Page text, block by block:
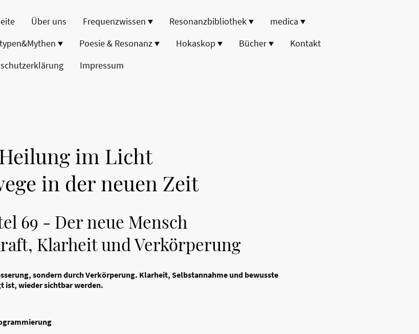
Über uns Frequenzwissen Resonanzbibliothek
medica
Poesie & Resonanz Hokaskop Bücher
Kontakt
Impressum
im Licht
in der neuen Zeit
69 - Der neue Mensch
Klarheit und Verkörperung
sondern durch Verkörperung. Klarheit, Selbstannahme und bewusste
ist, wieder sichtbar werden.